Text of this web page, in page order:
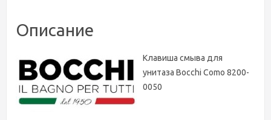
Описание
Клавиша смыва для
унитаза Bocchi Como 8200-
0050